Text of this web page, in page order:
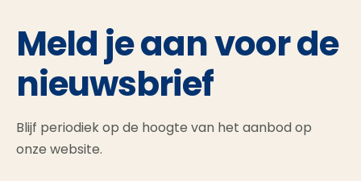
Meld je aan voor de
nieuwsbrief
Blijf periodiek op de hoogte van het aanbod op
onze website.